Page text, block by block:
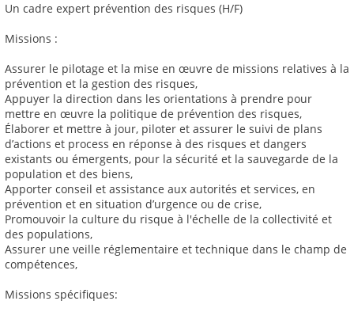
Un cadre expert prévention des risques (H/F)
Missions :
Assurer le pilotage et la mise en œuvre de missions relatives à la
prévention et la gestion des risques,
Appuyer la direction dans les orientations à prendre pour
mettre en œuvre la politique de prévention des risques,
Élaborer et mettre à jour, piloter et assurer le suivi de plans
d’actions et process en réponse à des risques et dangers
existants ou émergents, pour la sécurité et la sauvegarde de la
population et des biens,
Apporter conseil et assistance aux autorités et services, en
prévention et en situation d’urgence ou de crise,
Promouvoir la culture du risque à l'échelle de la collectivité et
des populations,
Assurer une veille réglementaire et technique dans le champ de
compétences,
Missions spécifiques: